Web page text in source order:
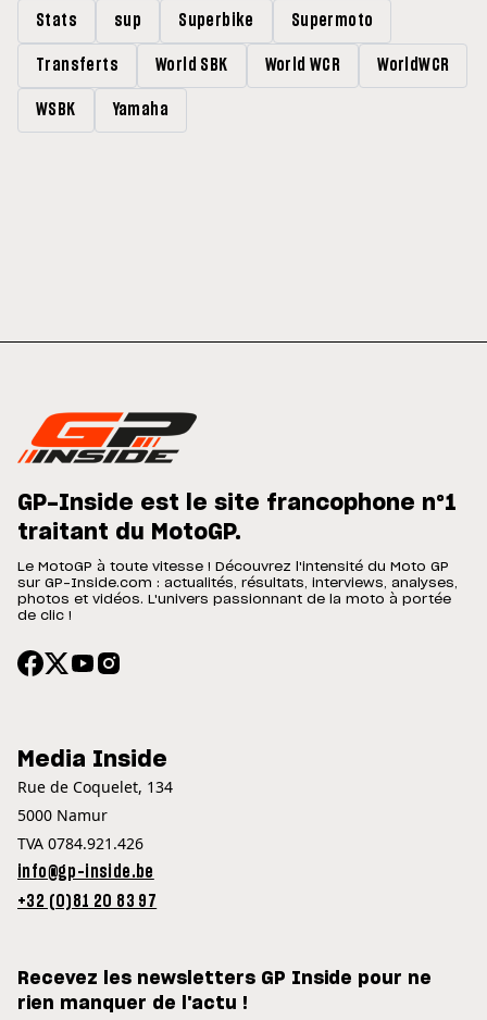
Stats sup Superbike Supermoto
Transferts World SBK World WCR WorldWCR
WSBK Yamaha
GP-Inside est le site francophone n°1
traitant du MotoGP.
Le MotoGP à toute vitesse ! Découvrez l'intensité du Moto GP
sur GP-Inside.com : actualités, résultats, interviews, analyses,
photos et vidéos. L'univers passionnant de la moto à portée
de clic !
Media Inside
Rue de Coquelet, 134
5000 Namur
TVA 0784.921.426
info@gp-inside.be
+32 (0)81 20 83 97
Recevez les newsletters GP Inside pour ne
rien manquer de l'actu !